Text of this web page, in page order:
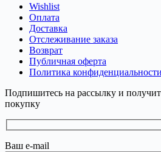
Wishlist
Оплата
Доставка
Отслеживание заказа
Возврат
Публичная оферта
Политика конфиденциальности
Подпишитесь на рассылку и
покупку
Ваш e-mail